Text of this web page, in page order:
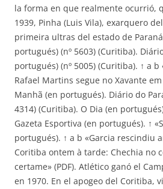
la forma en que realmente ocurrió,
1939, Pinha (Luis Vila), exarquero
primeira ultras del estado de
portugués) (nº 5603) (Curitiba).
portugués) (nº 5005) (Curitiba). ↑ a
Rafael Martins segue no Xavante
Manhã (en portugués). Diário do
4314) (Curitiba). O Dia (en
Gazeta Esportiva (en portugués). ↑
portugués). ↑ a b «Garcia rescindiu
Coritiba ontem à tarde: Chechia no
certame» (PDF). Atlético ganó el
en 1970. En el apogeo del Coritiba,